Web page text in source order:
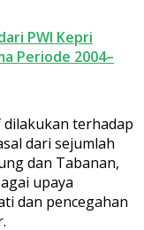
PWI Kepri
Periode 2004–
terhadap
dari sejumlah
dan Tabanan,
upaya
dan pencegahan